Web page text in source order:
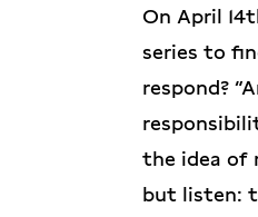
On April
series to
respond?
the idea of
but listen: